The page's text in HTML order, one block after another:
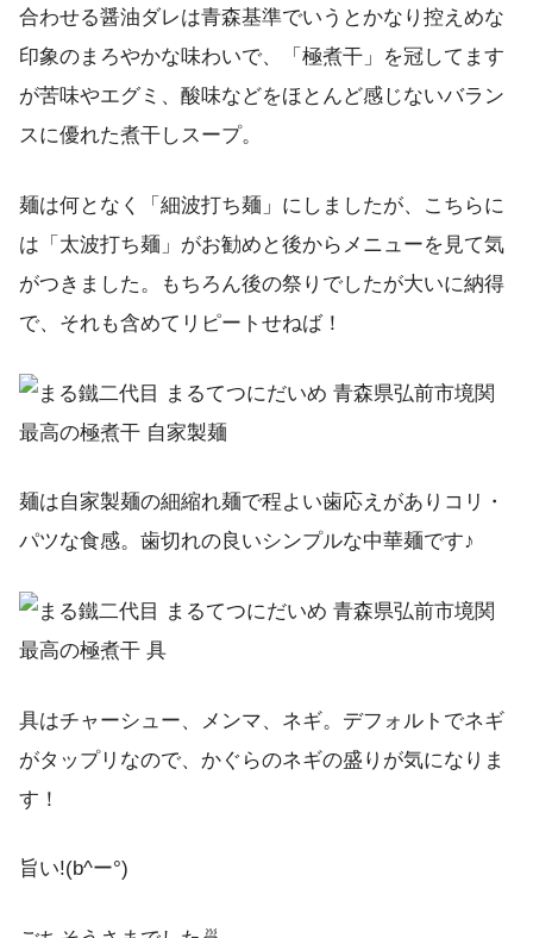
合わせる醤油ダレは青森基準でいうとかなり控えめな
印象のまろやかな味わいで、「極煮干」を冠してます
が苦味やエグミ、酸味などをほとんど感じないバラン
スに優れた煮干しスープ。
麺は何となく「細波打ち麺」にしましたが、こちらに
は「太波打ち麺」がお勧めと後からメニューを見て気
がつきました。もちろん後の祭りでしたが大いに納得
で、それも含めてリピートせねば！
麺は自家製麺の細縮れ麺で程よい歯応えがありコリ・
パツな食感。歯切れの良いシンプルな中華麺です♪
具はチャーシュー、メンマ、ネギ。デフォルトでネギ
がタップリなので、かぐらのネギの盛りが気になりま
す！
旨い!(b^ー°)